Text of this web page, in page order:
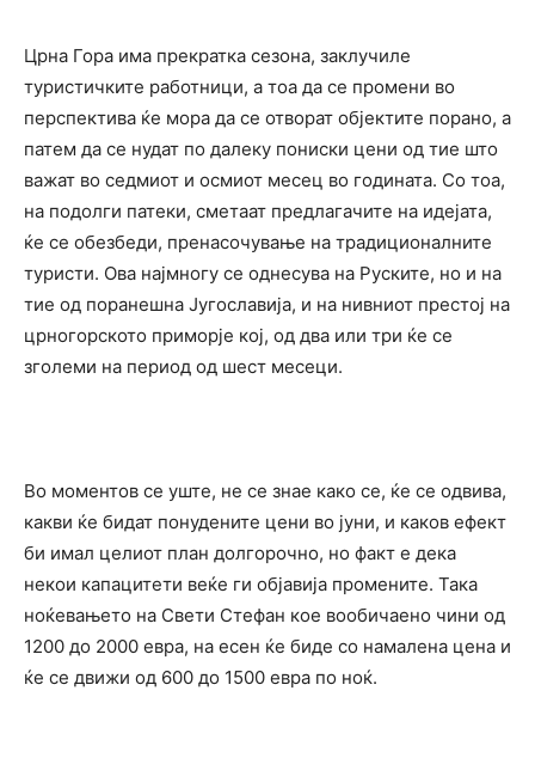
Црна Гора има прекратка сезона, заклучиле
туристичките работници, а тоа да се промени во
перспектива ќе мора да се отворат објектите порано, а
патем да се нудат по далеку пониски цени од тие што
важат во седмиот и осмиот месец во годината. Со тоа,
на подолги патеки, сметаат предлагачите на идејата,
ќе се обезбеди, пренасочување на традиционалните
туристи. Ова најмногу се однесува на Руските, но и на
тие од поранешна Југославија, и на нивниот престој на
црногорското приморје кој, од два или три ќе се
зголеми на период од шест месеци.
Во моментов се уште, не се знае како се, ќе се одвива,
какви ќе бидат понудените цени во јуни, и каков ефект
би имал целиот план долгорочно, но факт е дека
некои капацитети веќе ги објавија промените. Така
ноќевањето на Свети Стефан кое вообичаено чини од
1200 до 2000 евра, на есен ќе биде со намалена цена и
ќе се движи од 600 до 1500 евра по ноќ.